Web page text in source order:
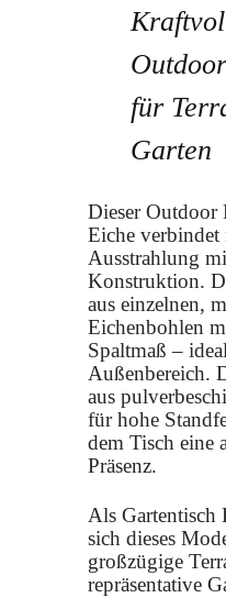
für
Garten
Dieser Outdoor
Eiche verbindet
Ausstrahlung
Konstruktion.
aus einzelnen,
Eichenbohlen
Spaltmaß –
Außenbereich.
aus
für hohe
dem Tisch eine
Präsenz.
Als Gartentisch
sich dieses
großzügige
repräsentative